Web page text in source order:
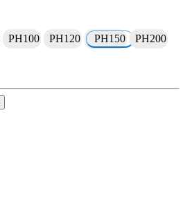
PH100 PH120 PH150 PH200